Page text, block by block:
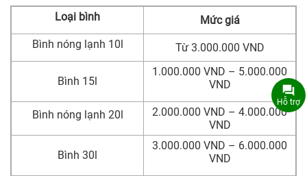
Loại bình
Mức giá
Bình nóng lạnh 10l
Từ 3.000.000 VND
Bình 15l
1.000.000 VND – 5.000.000
VND
Bình nóng lạnh 20l
2.000.000 VND – 4.000.000
VND
Bình 30l
3.000.000 VND – 6.000.000
VND
Hỗ trợ